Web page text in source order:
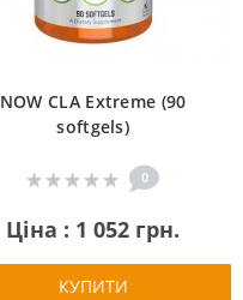
NOW CLA Extreme (90
softgels)
0
Ціна : 1 052 грн.
КУПИТИ